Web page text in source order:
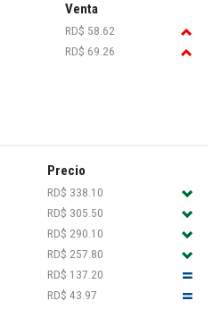
Venta
RD$ 58.62
RD$ 69.26
Precio
RD$ 338.10
RD$ 305.50
RD$ 290.10
RD$ 257.80
RD$ 137.20
RD$ 43.97